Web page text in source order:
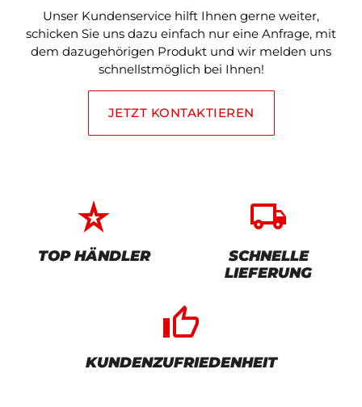
Unser Kundenservice hilft Ihnen gerne weiter,
schicken Sie uns dazu einfach nur eine Anfrage, mit
dem dazugehörigen Produkt und wir melden uns
schnellstmöglich bei Ihnen!
JETZT KONTAKTIEREN
star_rate
TOP HÄNDLER
local_shipping
SCHNELLE
LIEFERUNG
thumb_up_alt
KUNDENZUFRIEDENHEIT